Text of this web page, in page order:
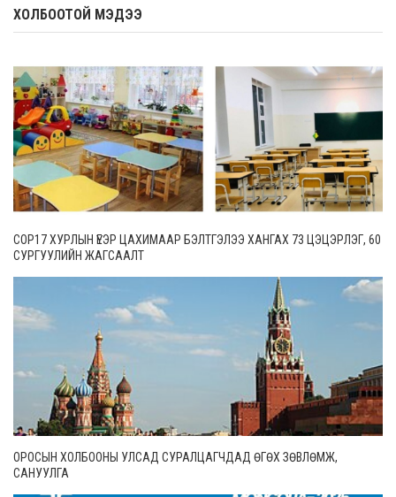
ХОЛБООТОЙ МЭДЭЭ
COP17 ХУРЛЫН ҮЕЭР ЦАХИМААР БЭЛТГЭЛЭЭ ХАНГАХ 73 ЦЭЦЭРЛЭГ, 60
СУРГУУЛИЙН ЖАГСААЛТ
ОРОСЫН ХОЛБООНЫ УЛСАД СУРАЛЦАГЧДАД ӨГӨХ ЗӨВЛӨМЖ,
САНУУЛГА